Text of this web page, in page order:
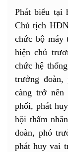
Phát biểu tại
Chủ tịch
chức bộ máy
hiện chủ
chức hệ
trưởng đoàn,
càng trở nên
phối, phát
hội thẩm
đoàn, phó
phát huy vai